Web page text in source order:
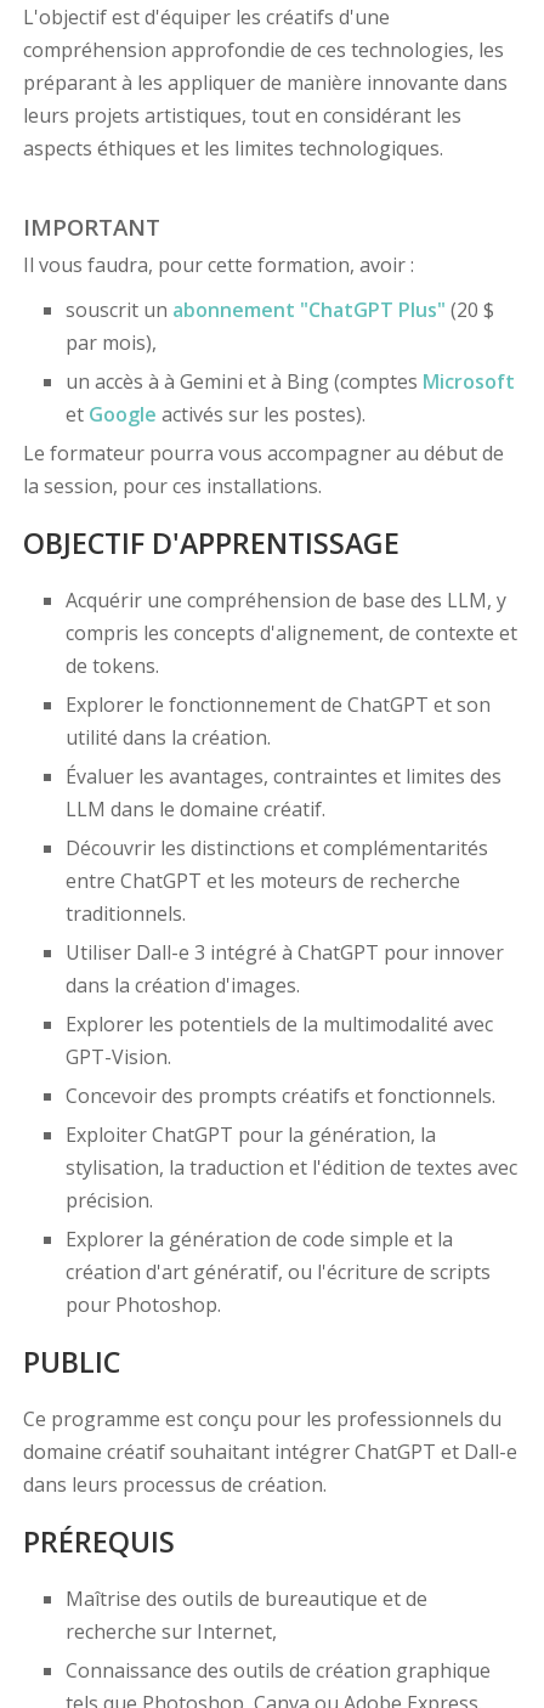
L'objectif est d'équiper les créatifs d'une
compréhension approfondie de ces technologies, les
préparant à les appliquer de manière innovante dans
leurs projets artistiques, tout en considérant les
aspects éthiques et les limites technologiques.
IMPORTANT
Il vous faudra, pour cette formation, avoir :
souscrit un abonnement "ChatGPT Plus" (20 $
par mois),
un accès à à Gemini et à Bing (comptes Microsoft
et Google activés sur les postes).
Le formateur pourra vous accompagner au début de
la session, pour ces installations.
OBJECTIF D'APPRENTISSAGE
Acquérir une compréhension de base des LLM, y
compris les concepts d'alignement, de contexte et
de tokens.
Explorer le fonctionnement de ChatGPT et son
utilité dans la création.
Évaluer les avantages, contraintes et limites des
LLM dans le domaine créatif.
Découvrir les distinctions et complémentarités
entre ChatGPT et les moteurs de recherche
traditionnels.
Utiliser Dall-e 3 intégré à ChatGPT pour innover
dans la création d'images.
Explorer les potentiels de la multimodalité avec
GPT-Vision.
Concevoir des prompts créatifs et fonctionnels.
Exploiter ChatGPT pour la génération, la
stylisation, la traduction et l'édition de textes avec
précision.
Explorer la génération de code simple et la
création d'art génératif, ou l'écriture de scripts
pour Photoshop.
PUBLIC
Ce programme est conçu pour les professionnels du
domaine créatif souhaitant intégrer ChatGPT et Dall-e
dans leurs processus de création.
PRÉREQUIS
Maîtrise des outils de bureautique et de
recherche sur Internet,
Connaissance des outils de création graphique